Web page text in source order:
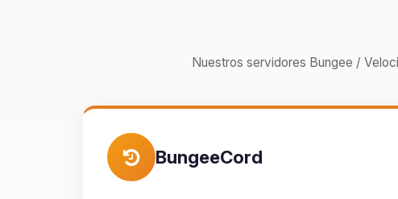
Nuestros servidores Bungee /
BungeeCord